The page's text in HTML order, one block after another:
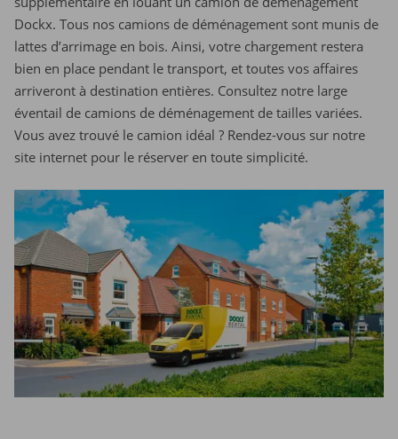
Dockx. Tous nos camions de déménagement sont munis de
lattes d’arrimage en bois. Ainsi, votre chargement restera
bien en place pendant le transport, et toutes vos affaires
arriveront à destination entières. Consultez notre large
éventail de camions de déménagement de tailles variées.
Vous avez trouvé le camion idéal ? Rendez-vous sur notre
site internet pour le réserver en toute simplicité.